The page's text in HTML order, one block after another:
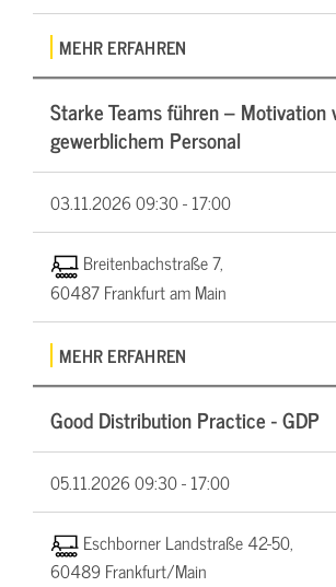
MEHR ERFAHREN
Starke Teams führen – Motivation
gewerblichem Personal
03.11.202609:30 - 17:00
Breitenbachstraße 7,
60487 Frankfurt am Main
MEHR ERFAHREN
Good Distribution Practice - GDP
05.11.202609:30 - 17:00
Eschborner Landstraße 42-50,
60489 Frankfurt/Main